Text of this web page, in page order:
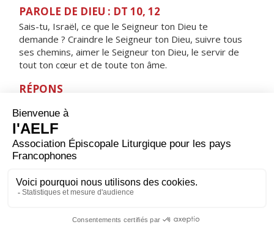
PAROLE DE DIEU : DT 10, 12
Sais-tu, Israël, ce que le Seigneur ton Dieu te
demande ? Craindre le Seigneur ton Dieu, suivre tous
ses chemins, aimer le Seigneur ton Dieu, le servir de
tout ton cœur et de toute ton âme.
RÉPONS
garde-moi de fuir tes volontés.
ORAISON
Dieu créateur et maître de toutes choses, regarde-
amour, accorde-nous de te servir avec un cœur sans
partage.